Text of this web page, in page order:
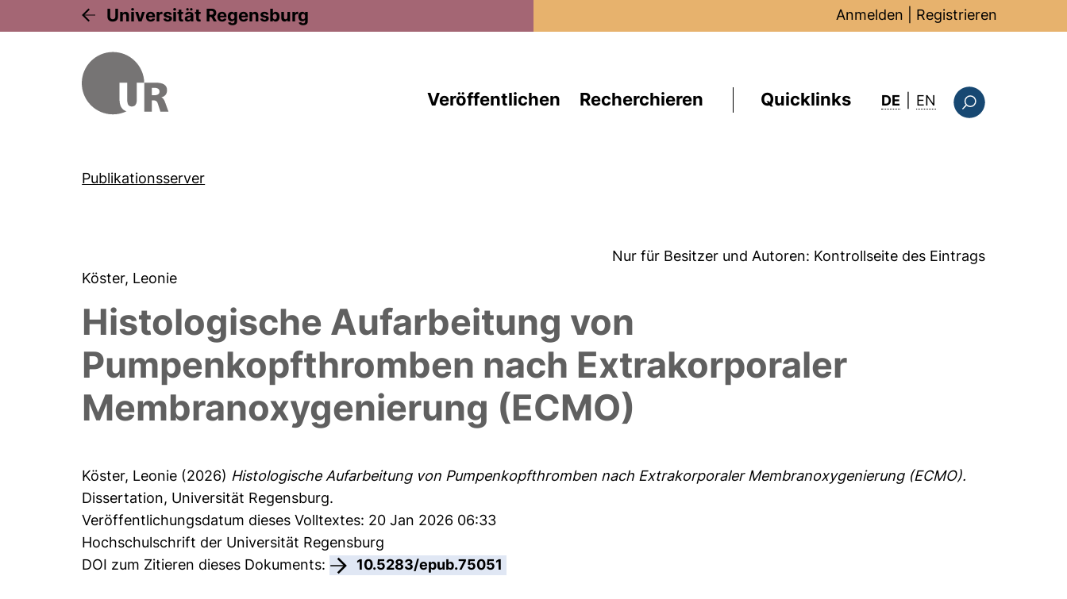
Universität Regensburg Anmelden Registrieren
Veröffentlichen Recherchieren Quicklinks DE EN : this page in
Publikationsserver
Nur für Besitzer und Autoren: Kontrollseite des Eintrags
Köster, Leonie
Histologische Aufarbeitung von
Pumpenkopfthromben nach Extrakorporaler
Membranoxygenierung (ECMO)
Köster, Leonie (2026) Histologische Aufarbeitung von Pumpenkopfthromben nach Extrakorporaler Membranoxygenierung (ECMO).
Dissertation, Universität Regensburg.
Veröffentlichungsdatum dieses Volltextes: 20 Jan 2026 06:33
Hochschulschrift der Universität Regensburg
DOI zum Zitieren dieses Dokuments:
10.5283/epub.75051